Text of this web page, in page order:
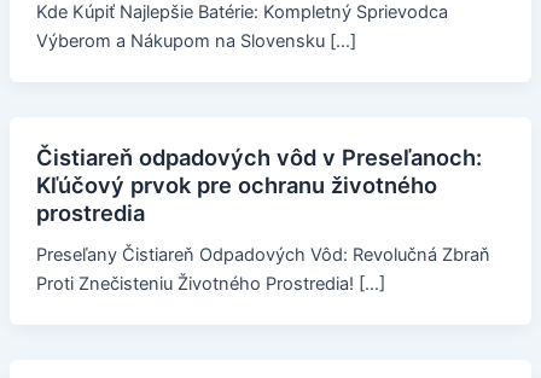
Kde Kúpiť Najlepšie Batérie: Kompletný Sprievodca
Výberom a Nákupom na Slovensku […]
Čistiareň odpadových vôd v Preseľanoch:
Kľúčový prvok pre ochranu životného
prostredia
Preseľany Čistiareň Odpadových Vôd: Revolučná Zbraň
Proti Znečisteniu Životného Prostredia! […]